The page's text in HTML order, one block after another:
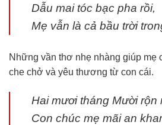
Dẫu mai tóc bạc pha rồi,
Mẹ vẫn là cả bầu trời
Những vần thơ nhẹ nhàng giúp mẹ
che chở và yêu thương từ con cái.
Hai mươi tháng Mười rộn
Con chúc mẹ mãi an